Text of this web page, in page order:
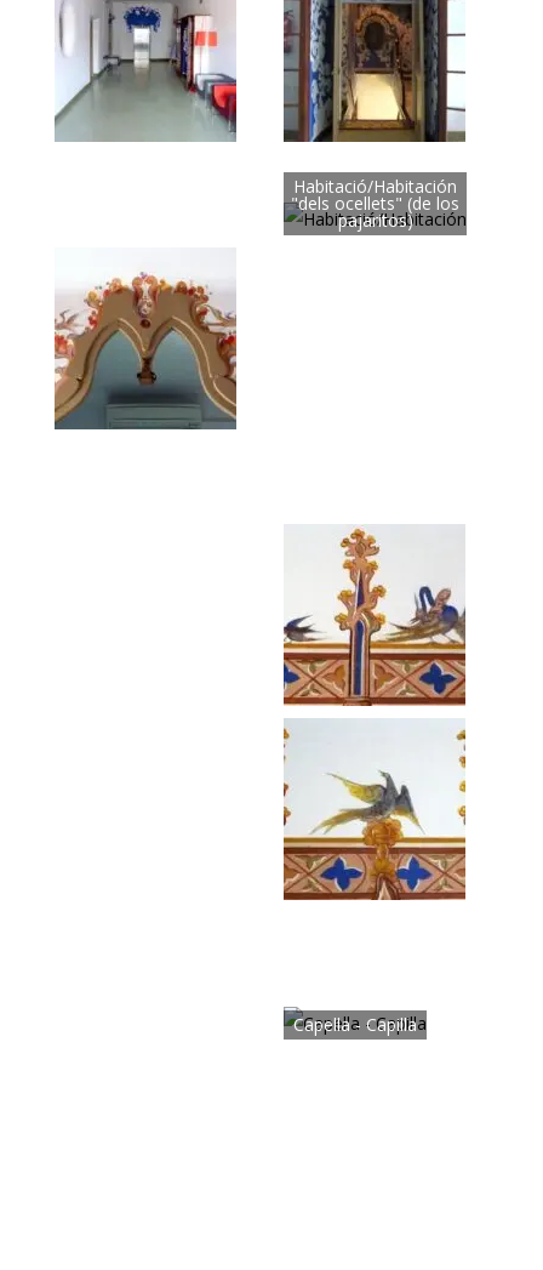
Habitació/Habitación
"dels ocellets" (de los
pajaritos)
Capella - Capilla